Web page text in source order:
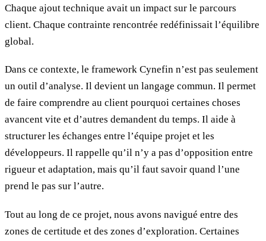
Chaque ajout technique avait un impact sur le parcours
client. Chaque contrainte rencontrée redéfinissait l’équilibre
global.
Dans ce contexte, le framework Cynefin n’est pas seulement
un outil d’analyse. Il devient un langage commun. Il permet
de faire comprendre au client pourquoi certaines choses
avancent vite et d’autres demandent du temps. Il aide à
structurer les échanges entre l’équipe projet et les
développeurs. Il rappelle qu’il n’y a pas d’opposition entre
rigueur et adaptation, mais qu’il faut savoir quand l’une
prend le pas sur l’autre.
Tout au long de ce projet, nous avons navigué entre des
zones de certitude et des zones d’exploration. Certaines